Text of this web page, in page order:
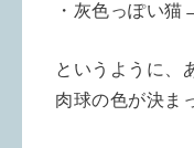
・灰色っぽい
というように、
肉球の色が決ま